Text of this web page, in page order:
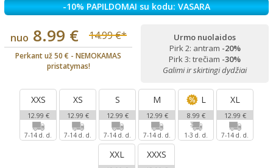
-10% PAPILDOMAI su kodu: VASARA
nuo 8.99 € 14.99 €*
Perkant už 50 € - NEMOKAMAS
pristatymas!
Urmo nuolaidos
Pirk 2: antram -20%
Pirk 3: trečiam -30%
Galimi ir skirtingi dydžiai
XXS
12.99 €
7-14 d. d.
XS
12.99 €
7-14 d. d.
S
12.99 €
7-14 d. d.
M
12.99 €
7-14 d. d.
L
8.99 €
1-3 d. d.
XL
12.99 €
7-14 d. d.
XXL XXXS